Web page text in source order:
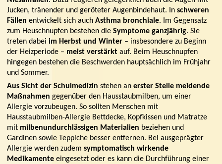
Jucken, tränender und geröteter Augenbindehaut. In schweren
Fällen entwickelt sich auch Asthma bronchiale. Im Gegensatz
zum Heuschnupfen bestehen die Symptome ganzjährig. Sie
treten dabei im Herbst und Winter – insbesondere zu Beginn
der Heizperiode – meist verstärkt auf. Beim Heuschnupfen
hingegen bestehen die Beschwerden hauptsächlich im Frühjahr
und Sommer.
Aus Sicht der Schulmedizin stehen an erster Stelle meidende
Maßnahmen gegenüber den Hausstaubmilben, um einer
Allergie vorzubeugen. So sollten Menschen mit
Hausstaubmilben-Allergie Bettdecke, Kopfkissen und Matratze
mit milbenundurchlässigen Materialien beziehen und
Gardinen sowie Teppiche besser entfernen. Bei ausgeprägter
Allergie werden zudem symptomatisch wirkende
Medikamente eingesetzt oder es kann die Durchführung einer